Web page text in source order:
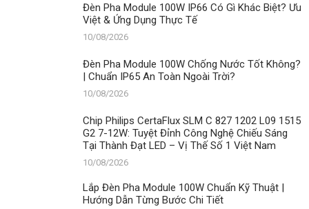
IP65
An
Trời?
Đèn Pha Module 100W IP66 Có Gì Khác Biệt? Ưu
Việt & Ứng Dụng Thực Tế
10/08/2026
Đèn Pha Module 100W Chống Nước Tốt Không?
| Chuẩn IP65 An Toàn Ngoài Trời?
10/08/2026
Chip Philips CertaFlux SLM C 827 1202 L09 1515
G2 7-12W: Tuyệt Đỉnh Công Nghệ Chiếu Sáng
Tại Thành Đạt LED – Vị Thế Số 1 Việt Nam
10/08/2026
Lắp Đèn Pha Module 100W Chuẩn Kỹ Thuật |
Hướng Dẫn Từng Bước Chi Tiết